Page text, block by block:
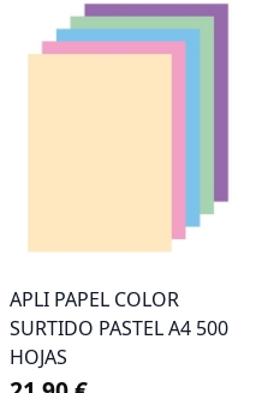
APLI PAPEL COLOR
SURTIDO PASTEL A4 500
HOJAS